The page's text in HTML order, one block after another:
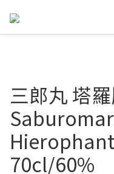
三郎丸 塔
70cl/60%